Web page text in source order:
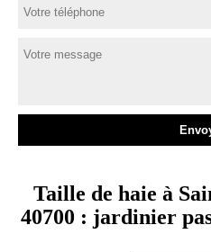
Taille de haie à
40700 : jardinier